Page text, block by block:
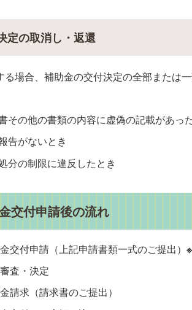
定の取消し・返還
る場合、補助金の交付決定の全部または
その他の書類の内容に虚偽の記載があっ
告がないとき
分の制限に違反したとき
交付申請後の流れ
交付申請（上記申請書類一式のご提出）
査・決定
請求（請求書のご提出）